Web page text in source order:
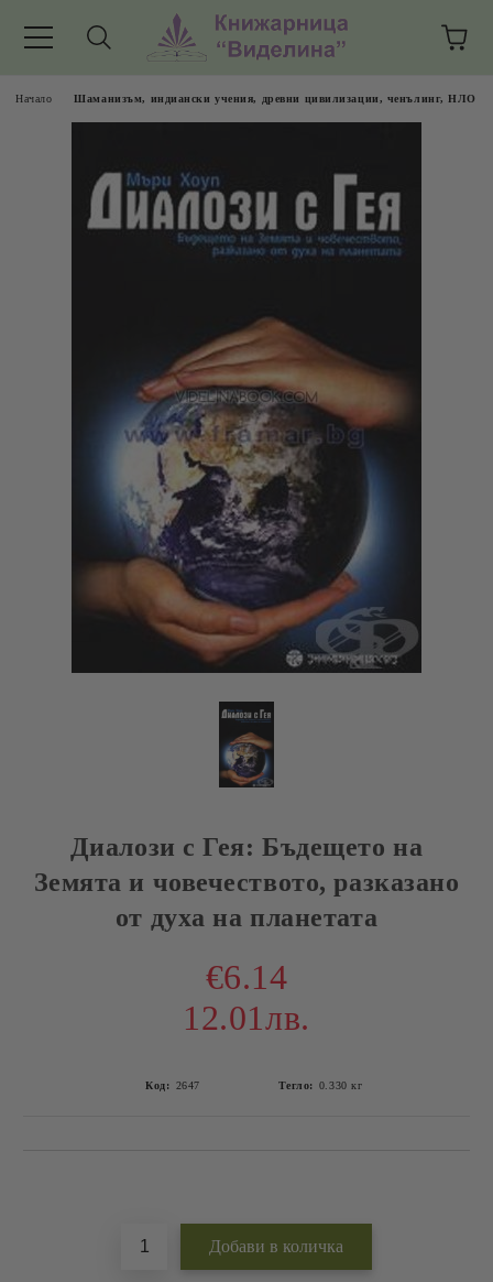
Начало Шаманизъм, индиански учения, древни цивилизации, ченълинг, НЛО
Диалози с Гея: Бъдещето на
Земята и човечеството, разказано
от духа на планетата
€6.14
12.01лв.
Код: 2647 Тегло: 0.330 кг